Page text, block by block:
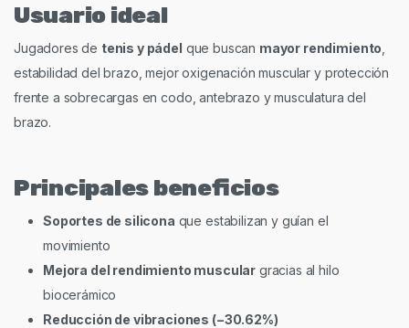
Usuario ideal
Jugadores de tenis y pádel que buscan mayor rendimiento
estabilidad del brazo, mejor oxigenación muscular y protección
frente a sobrecargas en codo, antebrazo y musculatura del
brazo.
Principales beneficios
Soportes de silicona que estabilizan y guían el
movimiento
Mejora del rendimiento muscular gracias al hilo
biocerámico
Reducción de vibraciones (−30.62%)